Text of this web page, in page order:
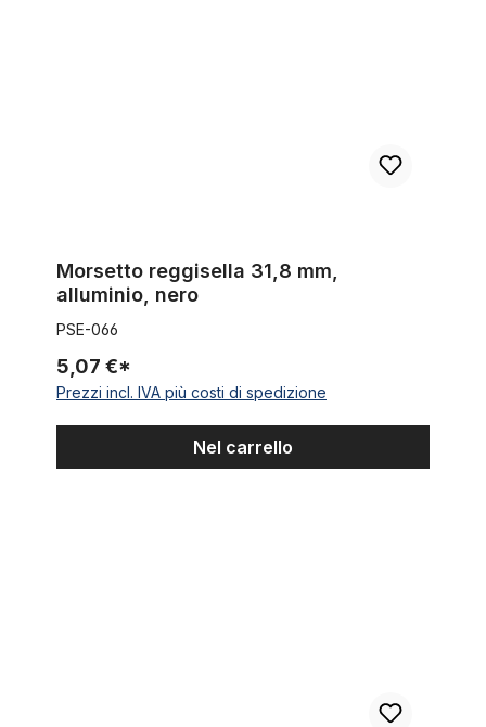
Morsetto reggisella 31,8 mm,
alluminio, nero
PSE-066
5,07 €*
Prezzi incl. IVA più costi di spedizione
Nel carrello